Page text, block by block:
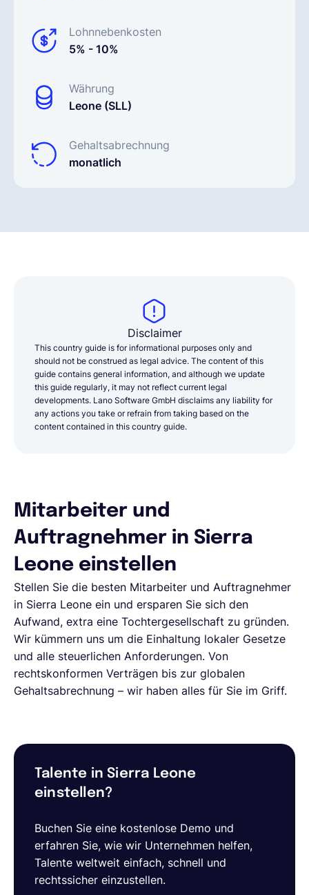
Lohnnebenkosten
5% - 10%
Währung
Leone (SLL)
Gehaltsabrechnung
monatlich
Disclaimer
This country guide is for informational purposes only and
should not be construed as legal advice. The content of this
guide contains general information, and although we update
this guide regularly, it may not reflect current legal
developments. Lano Software GmbH disclaims any liability for
any actions you take or refrain from taking based on the
content contained in this country guide.
Mitarbeiter und
Auftragnehmer in Sierra
Leone einstellen
Stellen Sie die besten Mitarbeiter und Auftragnehmer
in Sierra Leone ein und ersparen Sie sich den
Aufwand, extra eine Tochtergesellschaft zu gründen.
Wir kümmern uns um die Einhaltung lokaler Gesetze
und alle steuerlichen Anforderungen. Von
rechtskonformen Verträgen bis zur globalen
Gehaltsabrechnung – wir haben alles für Sie im Griff.
Talente in Sierra Leone
einstellen?
Buchen Sie eine kostenlose Demo und
erfahren Sie, wie wir Unternehmen helfen,
Talente weltweit einfach, schnell und
rechtssicher einzustellen.